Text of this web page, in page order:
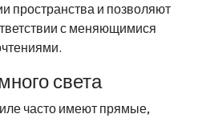
пространства и позволяют
с меняющимися
света
часто имеют прямые,